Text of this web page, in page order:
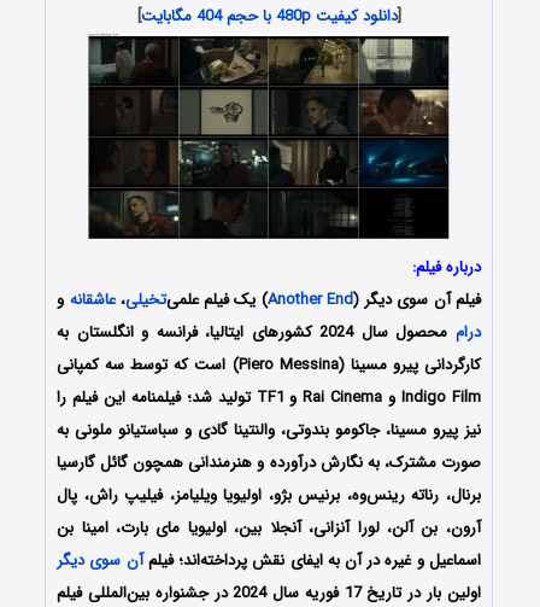
[دانلود کیفیت 480p با حجم 404 مگابایت ]
درباره فیلم:
فیلم آن سوی دیگر (Another End) یک فیلم علمی‌تخیلی،عاشقانه و
درام
محصول سال 2024 کشورهای ایتالیا، فرانسه و انگلستان به
کارگردانی پیرو مسینا (Piero Messina) است که توسط سه کمپانی‌
Indigo Film و Rai Cinema و TF1 تولید شد؛ فیلمنامه این فیلم را
نیز پیرو مسینا، جاکومو بندوتی، والنتینا گادی و سباستیانو ملونی به
صورت مشترک،به نگارش درآورده و هنرمندانی همچونگائل گارسیا
برنال، رناته رینس‌وه، برنیس بژو، اولیویا ویلیامز، فیلیپ راش، پال
آرون، بن آلن، لورا آنزانی، آنجلا بین، اولیویا مای بارت، امینا بن
اسماعیلو غیره در آن به ایفای نقش پرداخته‌اند؛ فیلمآن سوی دیگر
اولین بار در تاریخ 17 فوریه سال 2024 در جشنواره بین‌المللی فیلم